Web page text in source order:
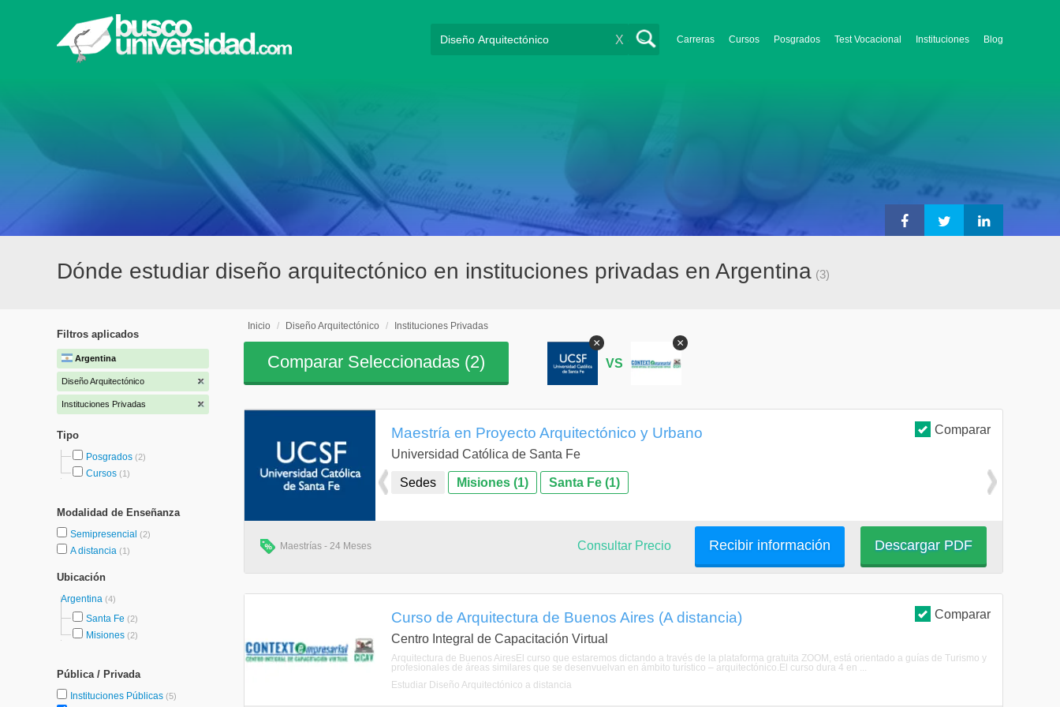
Carreras Cursos Posgrados Test Vocacional Instituciones Blog
X
Dónde estudiar diseño arquitectónico en instituciones privadas en Argentina (3)
Filtros aplicados
Argentina
Diseño Arquitectónico
Instituciones Privadas
Tipo
Posgrados (2)
Cursos (1)
Modalidad de Enseñanza
Semipresencial (2)
A distancia (1)
Ubicación
Argentina (4)
Santa Fe (2)
Misiones (2)
Pública / Privada
Instituciones Públicas (5)
Inicio / Diseño Arquitectónico / Instituciones Privadas
Comparar Seleccionadas (2)
×
VS
×
Comparar
Maestría en Proyecto Arquitectónico y Urbano
Universidad Católica de Santa Fe
Sedes Misiones (1) Santa Fe (1)
Maestrías - 24 Meses Descargar PDF
Recibir información
Consultar Precio
Comparar
Curso de Arquitectura de Buenos Aires (A distancia)
Centro Integral de Capacitación Virtual
Arquitectura de Buenos AiresEl curso que estaremos dictando a través de la plataforma gratuita ZOOM, está orientado a guías de Turismo y
profesionales de áreas similares que se desenvuelvan en ámbito turístico – arquitectónico.El curso dura 4 en ...
Estudiar Diseño Arquitectónico a distancia